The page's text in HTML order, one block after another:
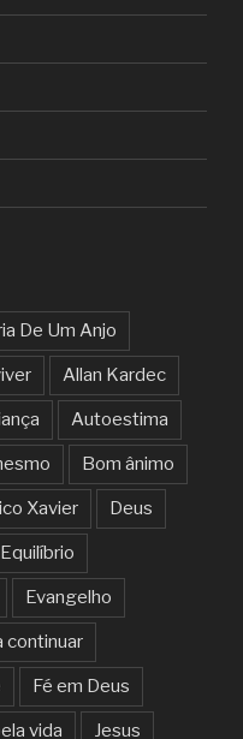
De Um Anjo
Allan Kardec
Autoestima
Bom ânimo
Xavier Deus
Equilíbrio
Evangelho
continuar
Fé em Deus
vida Jesus